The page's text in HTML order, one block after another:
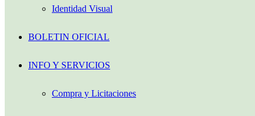
Identidad Visual
BOLETIN OFICIAL
INFO Y SERVICIOS
Compra y Licitaciones